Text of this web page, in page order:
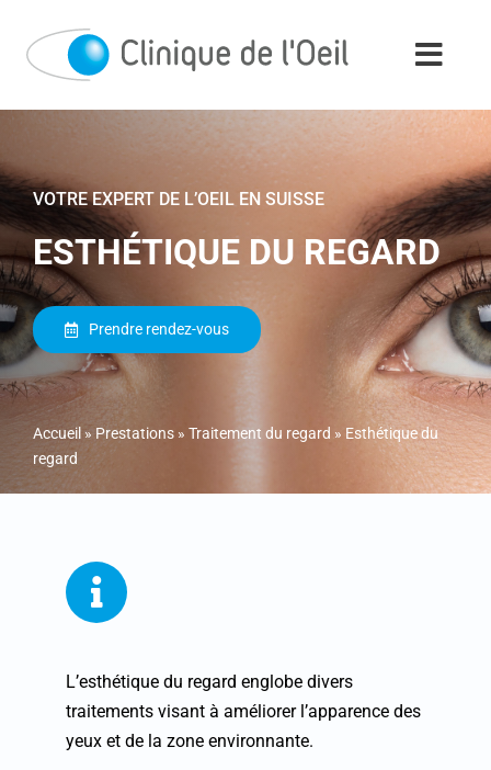
contenu
VOTRE EXPERT DE L’OEIL EN SUISSE
ESTHÉTIQUE DU REGARD
Prendre rendez-vous
Accueil » Prestations» Traitement du regard » Esthétique du
regard
L’esthétique du regard englobe divers
traitements visant à améliorer l’apparence des
yeux et de la zone environnante.